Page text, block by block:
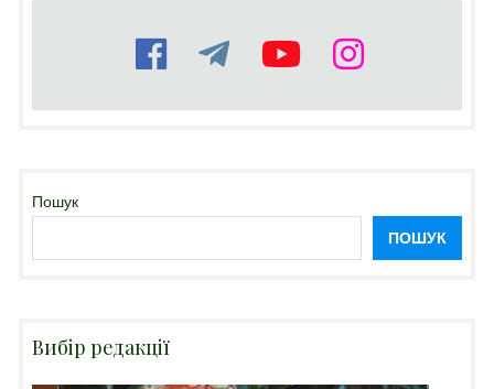
Пошук
ПОШУК
Вибір редакції